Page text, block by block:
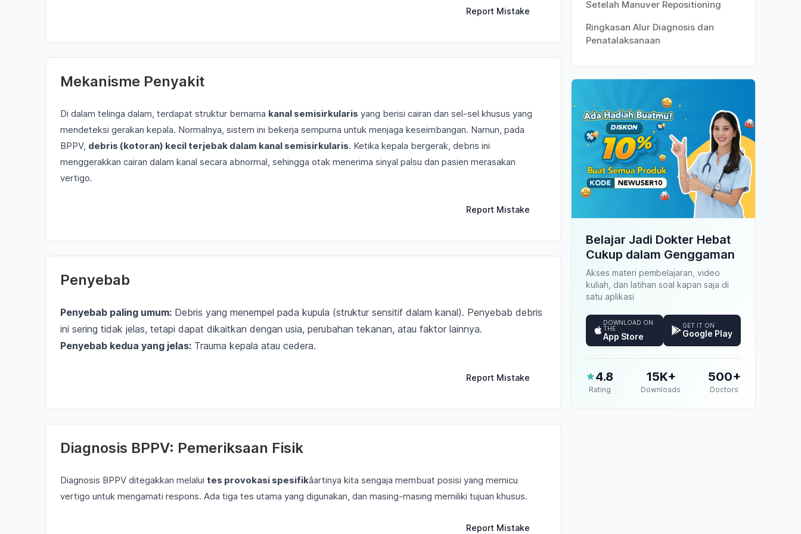
Report Mistake
Mekanisme Penyakit
Di dalam telinga dalam, terdapat struktur bernama kanal semisirkularis yang berisi cairan dan sel-sel khusus yang
mendeteksi gerakan kepala. Normalnya, sistem ini bekerja sempurna untuk menjaga keseimbangan. Namun, pada
BPPV, debris (kotoran) kecil terjebak dalam kanal semisirkularis. Ketika kepala bergerak, debris ini
menggerakkan cairan dalam kanal secara abnormal, sehingga otak menerima sinyal palsu dan pasien merasakan
vertigo.
Report Mistake
Penyebab
Penyebab paling umum: Debris yang menempel pada kupula (struktur sensitif dalam kanal). Penyebab debris
ini sering tidak jelas, tetapi dapat dikaitkan dengan usia, perubahan tekanan, atau faktor lainnya.
Penyebab kedua yang jelas: Trauma kepala atau cedera.
Report Mistake
Diagnosis BPPV: Pemeriksaan Fisik
Diagnosis BPPV ditegakkan melalui tes provokasi spesifikâartinya kita sengaja membuat posisi yang memicu
vertigo untuk mengamati respons. Ada tiga tes utama yang digunakan, dan masing-masing memiliki tujuan khusus.
Report Mistake
Setelah Manuver Repositioning
Ringkasan Alur Diagnosis dan
Penatalaksanaan
Belajar Jadi Dokter Hebat
Cukup dalam Genggaman
Akses materi pembelajaran, video
kuliah, dan latihan soal kapan saja di
satu aplikasi
DOWNLOAD ON
THE
App Store
GET IT ON
Google Play
4.8
Rating
15K+
Downloads
500+
Doctors